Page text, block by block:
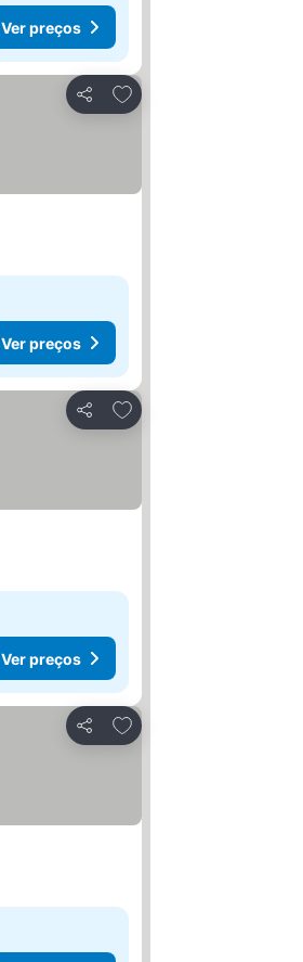
Ver preços
Partilhar
Adicionar aos favoritos
Ver preços
Partilhar
Adicionar aos favoritos
Ver preços
Partilhar
Adicionar aos favoritos